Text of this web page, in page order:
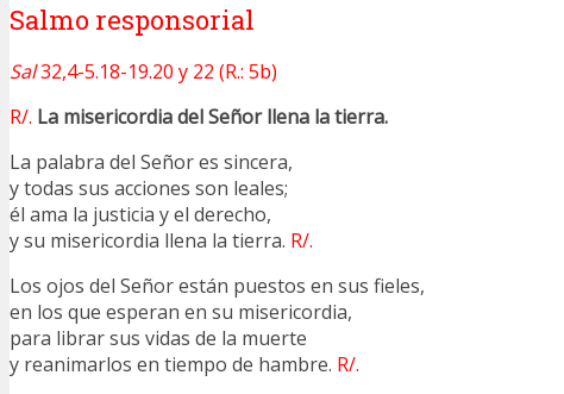
Salmo responsorial
Sal32,4-5.18-19.20 y 22 (R.: 5b)
R/. La misericordia del Señor llena la tierra.
La palabra del Señor es sincera,
y todas sus acciones son leales;
él ama la justicia y el derecho,
y su misericordia llena la tierra. R/.
Los ojos del Señor están puestos en sus fieles,
en los que esperan en su misericordia,
para librar sus vidas de la muerte
y reanimarlos en tiempo de hambre. R/.